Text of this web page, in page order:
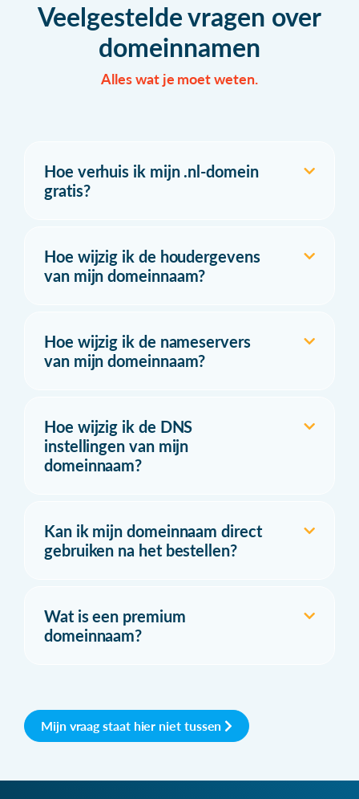
Veelgestelde vragen over
domeinnamen
Alles wat je moet weten.
Hoe verhuis ik mijn .nl-domein
gratis?
Hoe wijzig ik de houdergevens
van mijn domeinnaam?
Hoe wijzig ik de nameservers
van mijn domeinnaam?
Hoe wijzig ik de DNS
instellingen van mijn
domeinnaam?
Kan ik mijn domeinnaam direct
gebruiken na het bestellen?
Wat is een premium
domeinnaam?
Mijn vraag staat hier niet tussen